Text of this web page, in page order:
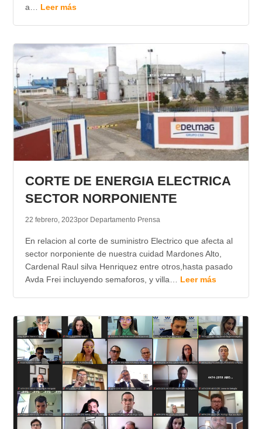
a… Leer más
CORTE DE ENERGIA ELECTRICA
SECTOR NORPONIENTE
22 febrero, 2023por Departamento Prensa
En relacion al corte de suministro Electrico que afecta al
sector norponiente de nuestra cuidad Mardones Alto,
Cardenal Raul silva Henriquez entre otros,hasta pasado
Avda Frei incluyendo semaforos, y villa… Leer más